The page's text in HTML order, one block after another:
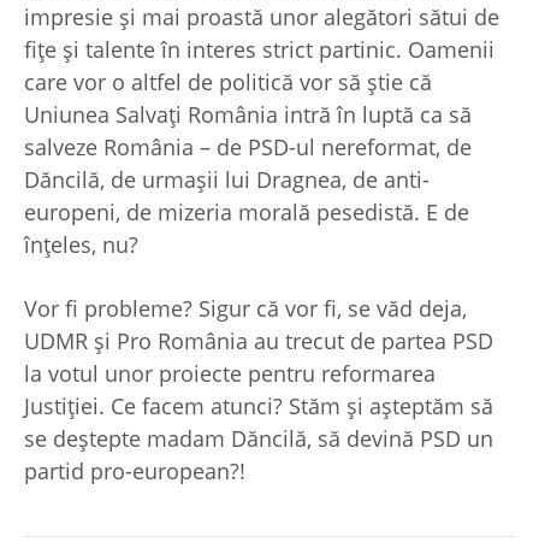
impresie şi mai proastă unor alegători sătui de
fiţe şi talente în interes strict partinic. Oamenii
care vor o altfel de politică vor să ştie că
Uniunea Salvaţi România intră în luptă ca să
salveze România – de PSD-ul nereformat, de
Dăncilă, de urmaşii lui Dragnea, de anti-
europeni, de mizeria morală pesedistă. E de
înţeles, nu?
Vor fi probleme? Sigur că vor fi, se văd deja,
UDMR şi Pro România au trecut de partea PSD
la votul unor proiecte pentru reformarea
Justiţiei. Ce facem atunci? Stăm şi aşteptăm să
se deştepte madam Dăncilă, să devină PSD un
partid pro-european?!